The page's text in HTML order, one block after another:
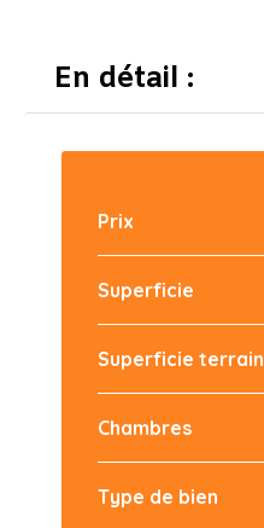
En détail :
Prix
Superficie
Superficie terrain
Chambres
Type de bien